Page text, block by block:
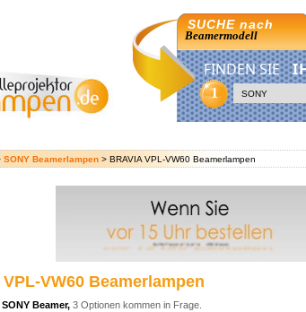
SUCHE nach
Beamermodell
FINDEN SIE
1
SONY Beamerlampen > BRAVIA VPL-VW60 Beamerlampen
VPL-VW60 Beamerlampen
Beamer, 3 Optionen kommen in Frage.